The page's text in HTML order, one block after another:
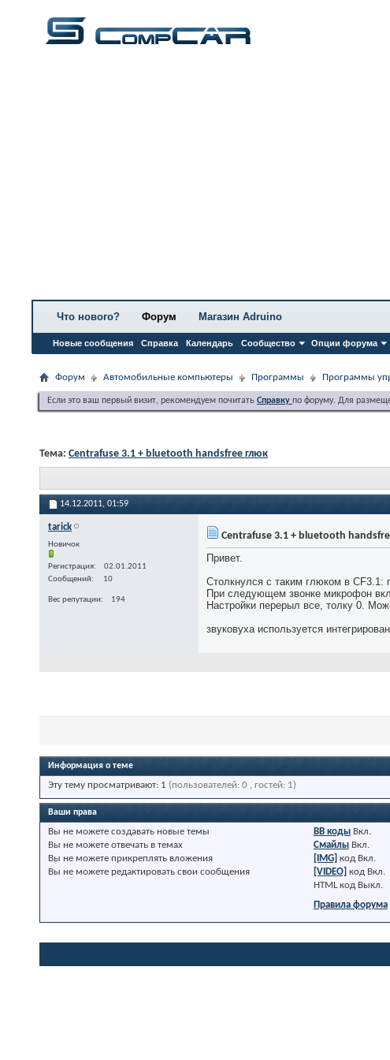
Что нового? Форум
Новые сообщения Справка Календарь Сообщество Опции форума
Магазин Adruino
Форум Автомобильные компьютеры Программы Программы
Если это ваш первый визит, рекомендуем почитать Справку по форуму. Для
Тема: Centrafuse 3.1 + bluetooth handsfree глюк
14.12.2011, 01:59
tarick
Новичок
Регистрация
02.01.2011
Сообщений
10
Вес репутации 194
Centrafuse 3.1 + bluetooth
Привет.
Столкнулся с таким глюком в CF3.1:
При следующем звонке микрофон
Настройки перерыл все, толку 0.
звуковуха используется
Информация о теме
Эту тему просматривают: 1 (пользователей: 0 , гостей: 1)
Ваши права
Вы не можете создавать новые темы
Вы не можете отвечать в темах
Вы не можете прикреплять вложения
Вы не можете редактировать свои сообщения
BB коды Вкл.
Смайлы Вкл.
[IMG] код Вкл.
[VIDEO] код Вкл.
HTML код Выкл.
Правила форума